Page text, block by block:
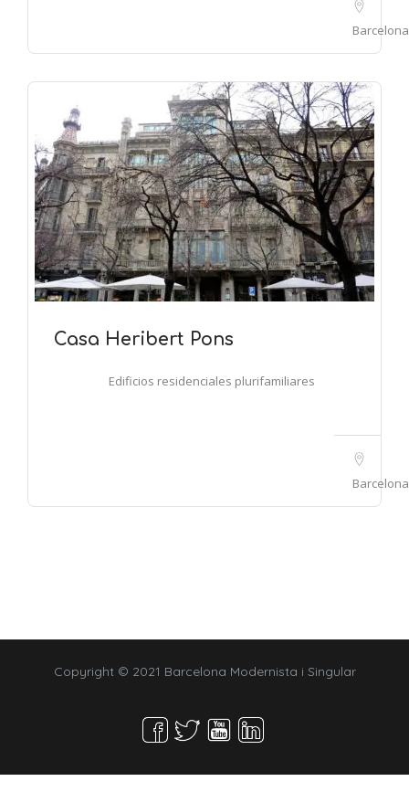
Barcelona
Casa Heribert Pons
Edificios residenciales plurifamiliares
Barcelona
Copyright © 2021 Barcelona Modernista i Singular